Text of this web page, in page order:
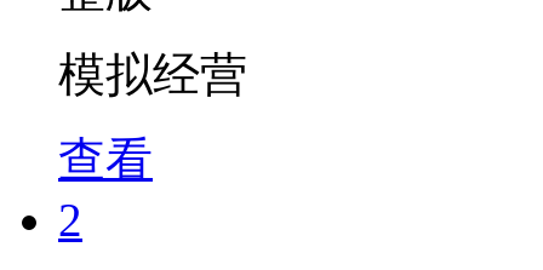
模拟经营
查看
2